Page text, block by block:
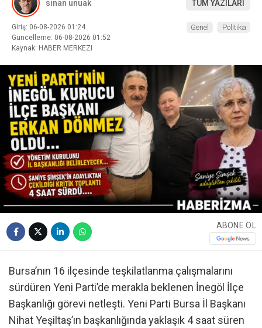
sinan unuak TÜM YAZILARI
Giriş: 06-08-2026 01:24
Güncelleme: 06-08-2026 01:52
Kaynak: HABER MERKEZI
Genel Politika
ABONE OL
Bursa’nın 16 ilçesinde teşkilatlanma çalışmalarını
sürdüren Yeni Parti’de merakla beklenen İnegöl İlçe
Başkanlığı görevi netleşti. Yeni Parti Bursa İl Başkanı
Nihat Yeşiltaş’ın başkanlığında yaklaşık 4 saat süren